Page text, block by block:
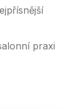
praxi